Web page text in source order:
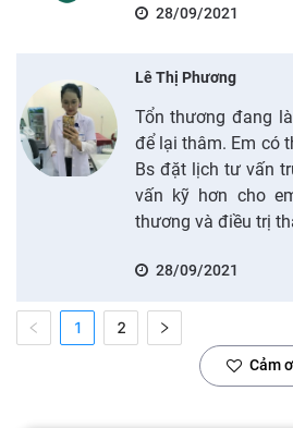
28/09/2021
Lê Thị Phương
Tổn thương đang
để lại thâm. Em có
Bs đặt lịch tư vấn
vấn kỹ hơn cho
thương và điều trị
28/09/2021
1 2
Cảm